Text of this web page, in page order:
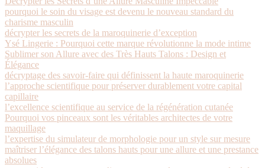
pourquoi le soin du visage est devenu le nouveau standard du
charisme masculin
décrypter les secrets de la maroquinerie d’exception
Ysé Lingerie : Pourquoi cette marque révolutionne la mode intime
Sublimer son Allure avec des Très Hauts Talons : Design et
Élégance
décryptage des savoir-faire qui définissent la haute maroquinerie
l’approche scientifique pour préserver durablement votre capital
capillaire
l’excellence scientifique au service de la régénération cutanée
Pourquoi vos pinceaux sont les véritables architectes de votre
maquillage
l’expertise du simulateur de morphologie pour un style sur mesure
maîtriser l’élégance des talons hauts pour une allure et une prestance
absolues